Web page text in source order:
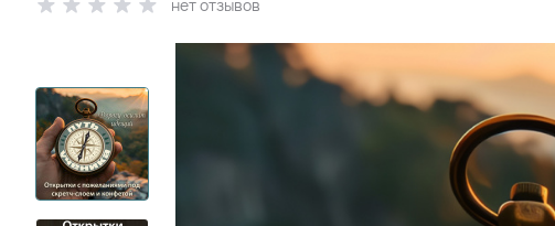
нет отзывов